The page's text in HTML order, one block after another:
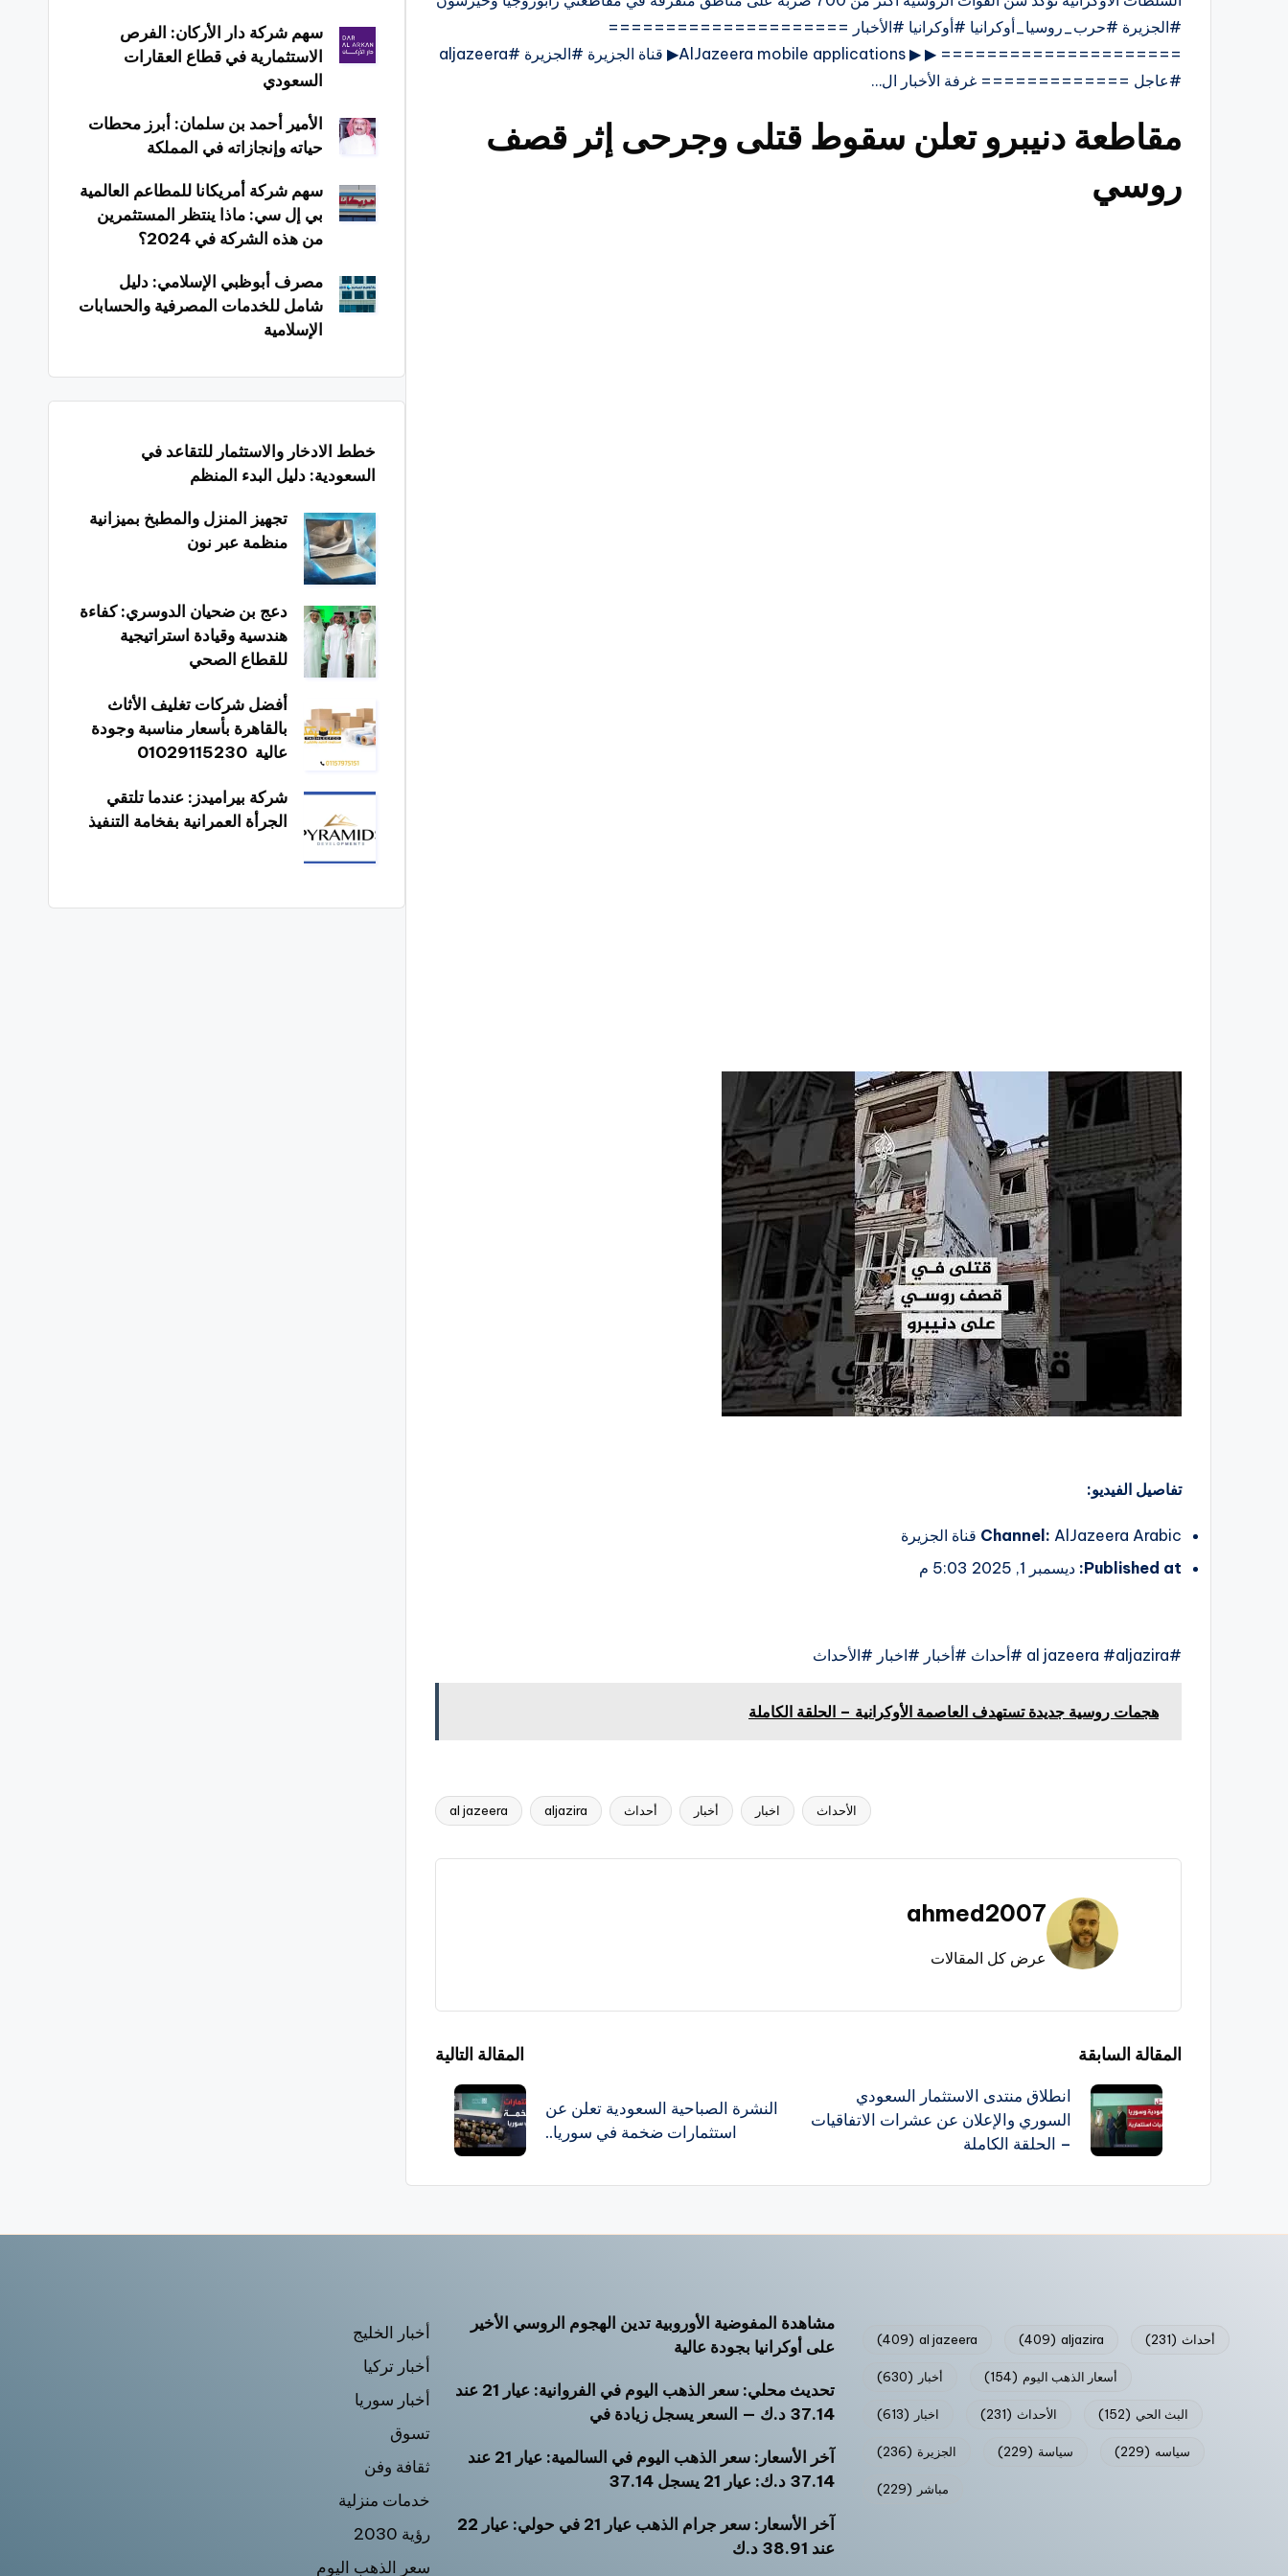
#الجزيرة #حرب_روسيا_أوكرانيا #أوكرانيا #الأخبار =====================
===================== ▶ ▶ AlJazeera mobile applications▶ قناة الجزيرة #الجزيرة #aljazeera
#عاجل ============= غرفة الأخبار ال…
مقاطعة دنيبرو تعلن سقوط قتلى وجرحى إثر قصف
روسي
تفاصيل الفيديو:
Channel: AlJazeera Arabic قناة الجزيرة
Published at: ديسمبر 1, 2025 5:03 م
#al jazeera #aljazira #أحداث #أخبار #اخبار #الأحداث
هجمات روسية جديدة تستهدف العاصمة الأوكرانية – الحلقة الكاملة
al jazeera aljazira أحداث أخبار اخبار الأحداث
ahmed2007
عرض كل المقالات
تصفّح
المقالات
المقالة السابقة
انطلاق منتدى الاستثمار السعودي
السوري والإعلان عن عشرات الاتفاقيات
– الحلقة الكاملة
المقالة التالية
النشرة الصباحية السعودية تعلن عن
استثمارات ضخمة في سوريا..
سهم شركة دار الأركان: الفرص
الاستثمارية في قطاع العقارات
السعودي
الأمير أحمد بن سلمان: أبرز محطات
حياته وإنجازاته في المملكة
سهم شركة أمريكانا للمطاعم العالمية
بي إل سي: ماذا ينتظر المستثمرين
من هذه الشركة في 2024؟
مصرف أبوظبي الإسلامي: دليل
شامل للخدمات المصرفية والحسابات
الإسلامية
خطط الادخار والاستثمار للتقاعد في
السعودية: دليل البدء المنظم
تجهيز المنزل والمطبخ بميزانية
منظمة عبر نون
دعج بن ضحيان الدوسري: كفاءة
هندسية وقيادة استراتيجية
للقطاع الصحي
أفضل شركات تغليف الأثاث
بالقاهرة بأسعار مناسبة وجودة
عالية 01029115230
شركة بيراميدز: عندما تلتقي
الجرأة العمرانية بفخامة التنفيذ
al jazeera
(409) aljazira
(409) أحداث (231)
أخبار (630) أسعار الذهب اليوم (154)
اخبار (613) الأحداث (231) البث الحي (152)
الجزيرة (236) سياسة (229) سياسه (229)
مباشر (229)
مشاهدة المفوضية الأوروبية تدين الهجوم الروسي الأخير
على أوكرانيا بجودة عالية
تحديث محلي: سعر الذهب اليوم في الفروانية: عيار 21 عند
37.14 د.ك — السعر يسجل زيادة في
آخر الأسعار: سعر الذهب اليوم في السالمية: عيار 21 عند
37.14 د.ك: عيار 21 يسجل 37.14
آخر الأسعار: سعر جرام الذهب عيار 21 في حولي: عيار 22
عند 38.91 د.ك
أخبار الخليج
أخبار تركيا
أخبار سوريا
تسوق
ثقافة وفن
خدمات منزلية
رؤية 2030
سعر الذهب اليوم